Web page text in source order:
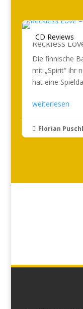
CD Reviews
Reckless
Die finnische
mit „Spirit“ ihr
hat eine
weiterlesen
 Florian